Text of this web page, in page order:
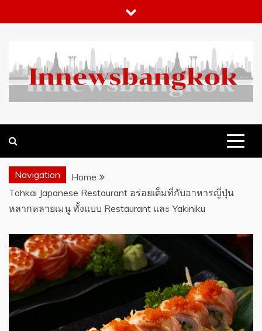
to
Navigation
Home
Tohkai Japanese Restaurant อร่อยเต็มที่กับอาหารญี่ปุ่น
หลากหลายเมนู ทั้งแบบ Restaurant และ Yakiniku